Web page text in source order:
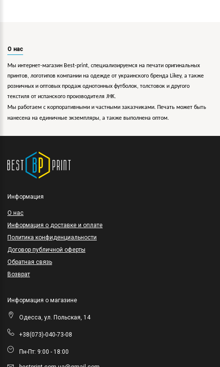
О нас
Мы интернет-магазин Best-print, специализируемся на печати оригинальных
принтов, логотипов компании на одежде от украинского бренда Likey, а также
розничных и оптовых продаж однотонных футболок, толстовок и другого
текстиля от испанского производителя JHK.
Мы работаем с корпоративными и частными заказчиками. Печать может быть
нанесена на единичные экземпляры, а также выполнена оптом.
Информация
O нас
Информация о доставке и оплате
Политика конфиденциальности
Договор публичной оферты
Обратная связь
Возврат
Информация о магазине
Одесса, ул. Польская, 14
+38(073)-040-73-08
Пн-Пт: 9:00 - 18:00